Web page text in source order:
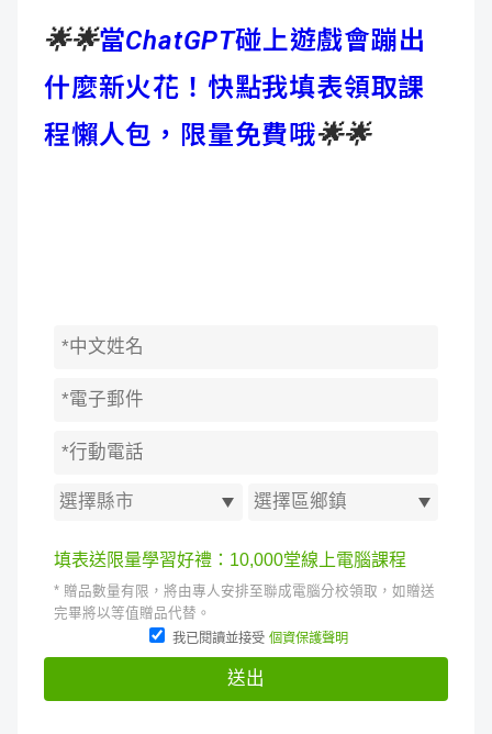
🌟🌟當ChatGPT碰上遊戲會蹦出
什麼新火花！快點我填表領取課
程懶人包，限量免費哦🌟🌟